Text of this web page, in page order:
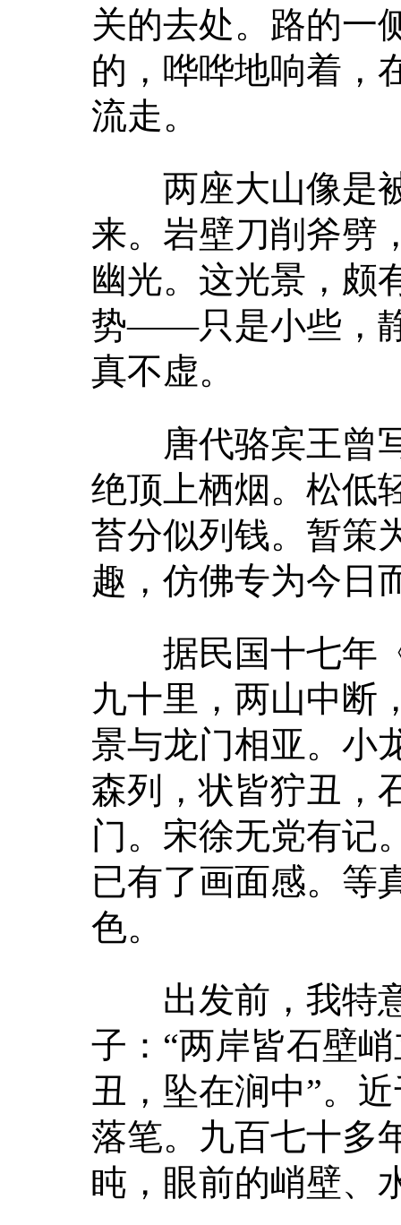
关的去处。路的一
的，哗哗地响着，
流走。
两座大山像是被
来。岩壁刀削斧劈
幽光。这光景，颇
势——只是小些，
真不虚。
唐代骆宾王曾写
绝顶上栖烟。松低
苔分似列钱。暂策
趣，仿佛专为今日
据民国十七年《
九十里，两山中断
景与龙门相亚。小
森列，状皆狞丑，
门。宋徐无党有记
已有了画面感。等
色。
出发前，我特意
子：“两岸皆石壁
丑，坠在涧中”。
落笔。九百七十多
盹，眼前的峭壁、